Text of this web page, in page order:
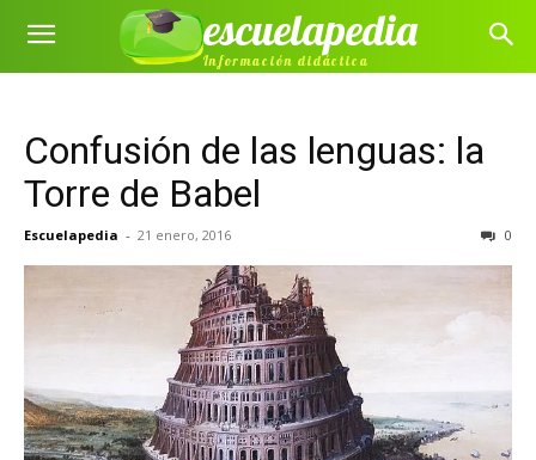
escuelapedia
Información didáctica
Confusión de las lenguas: la
Torre de Babel
Escuelapedia - 21 enero, 2016 0